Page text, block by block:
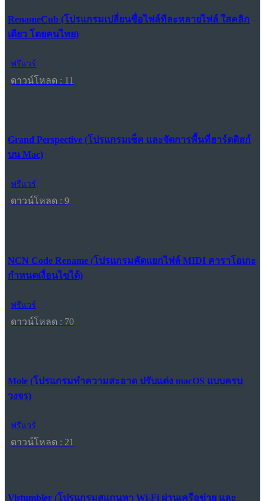
RenameCub (โปรแกรมเปลี่ยนชื่อไฟล์ทีละหลายไฟล์ ใสคลิก
เดียว โดยคนไทย)
ฟรีแวร์
ดาวน์โหลด : 11
Grand Perspective (โปรแกรมเช็ค และจัดการพื้นที่ฮาร์ดดิสก์
บน Mac)
ฟรีแวร์
ดาวน์โหลด : 9
NCN Code Rename (โปรแกรมคัดแยกไฟล์ MIDI คาราโอเกะ
กำหนดเงื่อนไขได้)
ฟรีแวร์
ดาวน์โหลด : 70
Mole (โปรแกรมทำความสะอาด ปรับแต่ง macOS แบบครบ
วงจร)
ฟรีแวร์
ดาวน์โหลด : 21
Vistumbler (โปรแกรมสแกนหา Wi-Fi ผ่านเครือข่าย และ